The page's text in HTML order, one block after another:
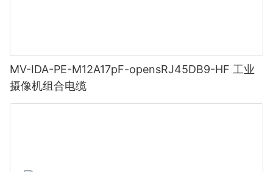
MV-IDA-PE-M12A17pF-opensRJ45DB9-HF 工业
摄像机组合电缆